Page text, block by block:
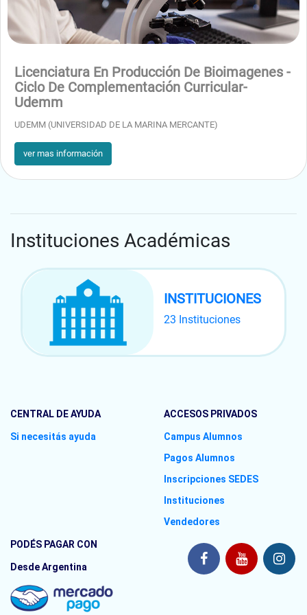
Cámaras sépticas.
Ascensores
Módulo 8
Suministro de Agua.
Contadores de agua
Arquetas y Pozo.
Fosa séptica.
Distribución del suministro de gas.
Llaves de paso.
Caldera. Radiadores.
Licenciatura En Producción De Bioimagenes -
Ciclo De Complementación Curricular-
Udemm
UDEMM (UNIVERSIDAD DE LA MARINA MERCANTE)
ver mas información
Instituciones Académicas
INSTITUCIONES
23 Instituciones
CENTRAL DE AYUDA
Si necesitás ayuda
ACCESOS PRIVADOS
Campus Alumnos
Pagos Alumnos
Inscripciones SEDES
Instituciones
Vendedores
PODÉS PAGAR CON
Desde Argentina